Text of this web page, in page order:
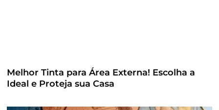
Melhor Tinta para Área Externa! Escolha a
Ideal e Proteja sua Casa